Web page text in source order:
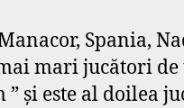
Spania,
mari jucători
şi este al doilea